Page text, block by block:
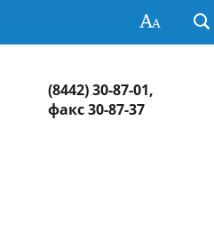
(8442) 30-87-01,
факс 30-87-37